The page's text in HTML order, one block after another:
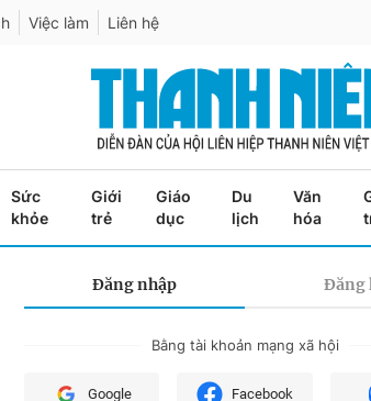
Việc làm Liên hệ
Sức
khỏe
Giới
trẻ
Giáo
dục
Du
lịch
Văn
hóa
Đăng nhập Đăng
Bằng tài khoản mạng xã hội
Google Facebook